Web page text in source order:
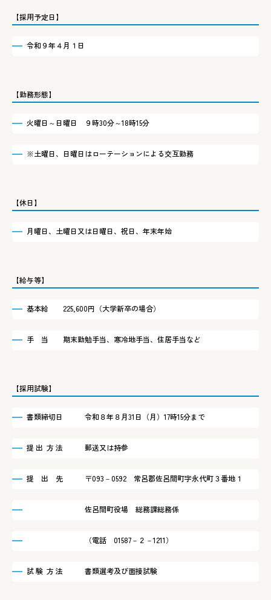
【採用予定日】
令和９年４月１日
【勤務形態】
火曜日～日曜日 ９時30分～18時15分
※土曜日、日曜日はローテーションによる交互勤務
【休日】
月曜日、土曜日又は日曜日、祝日、年末年始
【給与等】
基本給 225,600円（大学新卒の場合）
手 当 期末勤勉手当、寒冷地手当、住居手当など
【採用試験】
書類締切日 令和８年８月31日（月）17時15分まで
提 出 方 法 郵送又は持参
提 出 先 〒093－0592 常呂郡佐呂間町字永代町３番地１
佐呂間町役場 総務課総務係
（電話 01587－２－1211）
試 験 方 法 書類選考及び面接試験